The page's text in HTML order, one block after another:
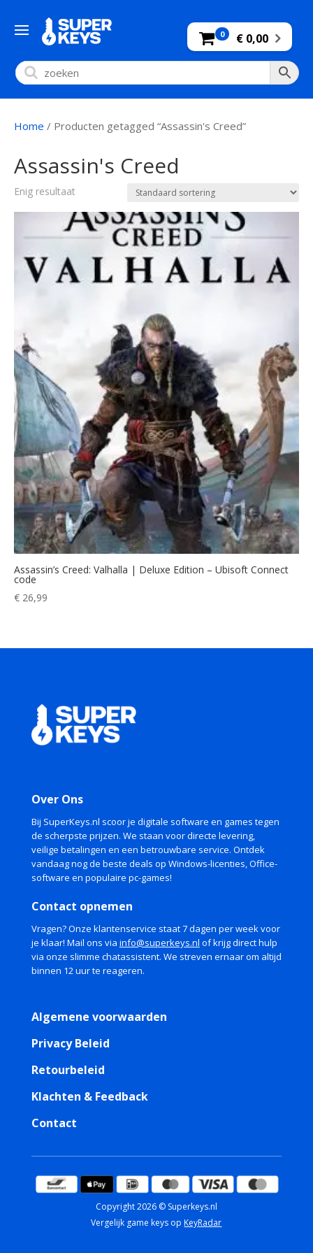
0 € 0,00
Home / Producten getagged “Assassin's Creed”
Assassin's Creed
Enig resultaat
Assassin’s Creed: Valhalla | Deluxe Edition – Ubisoft Connect
code
€ 26,99
Over Ons
Bij SuperKeys.nl scoor je digitale software en games tegen
de scherpste prijzen. We staan voor directe levering,
veilige betalingen en een betrouwbare service. Ontdek
vandaag nog de beste deals op Windows-licenties, Office-
software en populaire pc-games!
Contact opnemen
Vragen? Onze klantenservice staat 7 dagen per week voor
je klaar! Mail ons via info@superkeys.nl of krijg direct hulp
via onze slimme chatassistent. We streven ernaar om altijd
binnen 12 uur te reageren.
Algemene voorwaarden
Privacy Beleid
Retourbeleid
Klachten & Feedback
Contact
Copyright 2026 © Superkeys.nl
Vergelijk game keys opKeyRadar